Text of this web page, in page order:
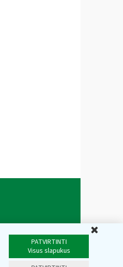
PATVIRTINTI
Visus slapukus